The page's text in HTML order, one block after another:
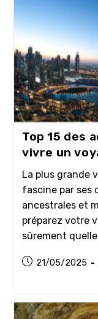
Top 15 des
vivre un
La plus grande
fascine par ses
ancestrales et
préparez votre
sûrement
Publication
21/05/2025